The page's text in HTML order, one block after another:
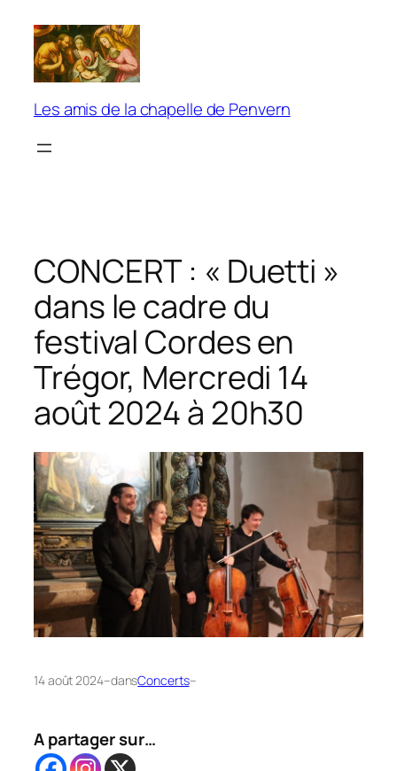
contenu
Les amis de la chapelle de Penvern
CONCERT : « Duetti »
dans le cadre du
festival Cordes en
Trégor, Mercredi 14
août 2024 à 20h30
14 août 2024–dansConcerts–
A partager sur…